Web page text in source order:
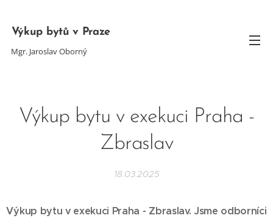
Výkup bytů v Praze
Mgr. Jaroslav Oborný
Výkup bytu v exekuci Praha -
Zbraslav
18.03.2025
Výkup bytu v exekuci Praha - Zbraslav. Jsme odborníci